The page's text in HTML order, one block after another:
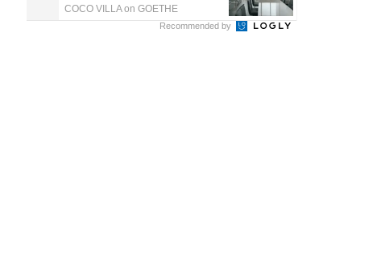
COCO VILLA on GOETHE
Recommended by